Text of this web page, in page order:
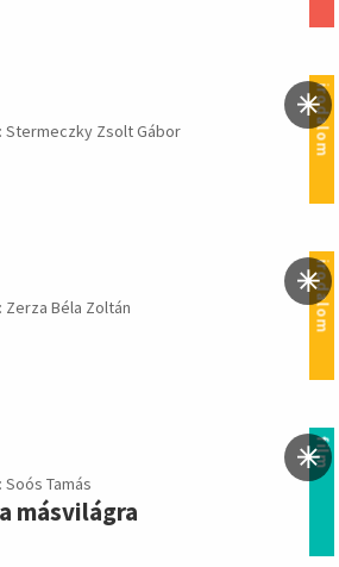
irodalom
Stermeczky Zsolt Gábor
irodalom
Zerza Béla Zoltán
film
Tamás
másvilágra